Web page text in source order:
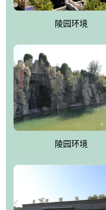
陵园环境
陵园环境